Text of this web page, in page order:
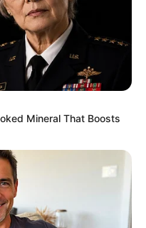
For The
Scenes